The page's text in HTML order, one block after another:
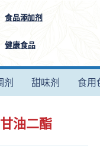
食品添加剂
健康食品
剂 甜味剂 食用
油二酯